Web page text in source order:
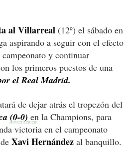
al Villarreal (12º) el sábado en
aspirando a seguir con el efecto
campeonato y continuar
los primeros puestos de una
el Real Madrid.
de dejar atrás el tropezón del
(0-0) en la Champions, para
victoria en el campeonato
Xavi Hernández al banquillo.